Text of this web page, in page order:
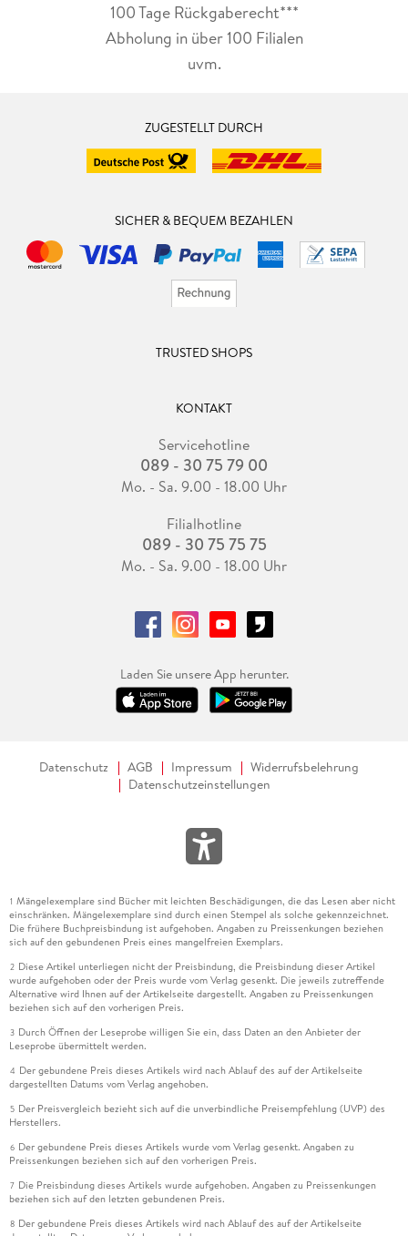
100 Tage Rückgaberecht***
Abholung in über 100 Filialen
uvm.
ZUGESTELLT DURCH
SICHER & BEQUEM BEZAHLEN
TRUSTED SHOPS
KONTAKT
Servicehotline
089 - 30 75 79 00
Mo. - Sa. 9.00 - 18.00 Uhr
Filialhotline
089 - 30 75 75 75
Mo. - Sa. 9.00 - 18.00 Uhr
Laden Sie unsere App herunter.
Datenschutz AGB Impressum
Widerrufsbelehrung
Datenschutzeinstellungen
1 Mängelexemplare sind Bücher mit leichten Beschädigungen, die das Lesen aber nicht
einschränken. Mängelexemplare sind durch einen Stempel als solche gekennzeichnet.
Die frühere Buchpreisbindung ist aufgehoben. Angaben zu Preissenkungen beziehen
sich auf den gebundenen Preis eines mangelfreien Exemplars.
2 Diese Artikel unterliegen nicht der Preisbindung, die Preisbindung dieser Artikel
wurde aufgehoben oder der Preis wurde vom Verlag gesenkt. Die jeweils zutreffende
Alternative wird Ihnen auf der Artikelseite dargestellt. Angaben zu Preissenkungen
beziehen sich auf den vorherigen Preis.
3 Durch Öffnen der Leseprobe willigen Sie ein, dass Daten an den Anbieter der
Leseprobe übermittelt werden.
4 Der gebundene Preis dieses Artikels wird nach Ablauf des auf der Artikelseite
dargestellten Datums vom Verlag angehoben.
5 Der Preisvergleich bezieht sich auf die unverbindliche Preisempfehlung (UVP) des
Herstellers.
6 Der gebundene Preis dieses Artikels wurde vom Verlag gesenkt. Angaben zu
Preissenkungen beziehen sich auf den vorherigen Preis.
7 Die Preisbindung dieses Artikels wurde aufgehoben. Angaben zu Preissenkungen
beziehen sich auf den letzten gebundenen Preis.
8 Der gebundene Preis dieses Artikels wird nach Ablauf des auf der Artikelseite